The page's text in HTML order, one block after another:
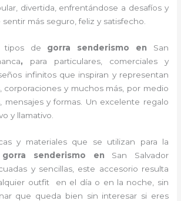
divertida, enfrentándose a desafíos y
más seguro, feliz y satisfecho.
tipos de gorra senderismo en San
, para particulares, comerciales y
infinitos que inspiran y representan
corporaciones y muchos más, por medio
mensajes y formas. Un excelente regalo
y llamativo.
y materiales que se utilizan para la
gorra senderismo en San Salvador
y sencillas, este accesorio resulta
outfit en el día o en la noche, sin
que queda bien sin interesar si eres